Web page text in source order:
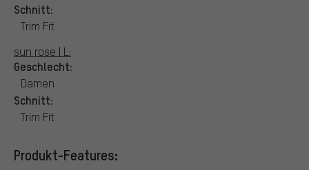
Schnitt:
Trim Fit
sun rose | L:
Geschlecht:
Damen
Schnitt:
Trim Fit
Produkt-Features: